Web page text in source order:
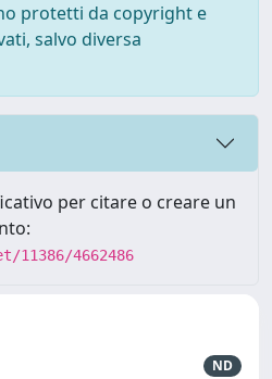
protetti da copyright e
salvo diversa
per citare o creare un
4662486
ND